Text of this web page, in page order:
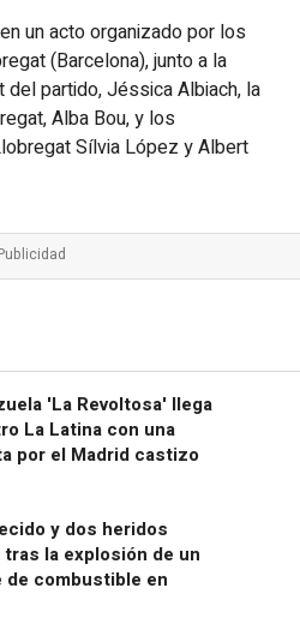
un acto organizado por los
(Barcelona), junto a la
partido, Jéssica Albiach, la
Alba Bou, y los
Sílvia López y Albert
'La Revoltosa' llega
La Latina con una
por el Madrid castizo
y dos heridos
tras la explosión de un
de combustible en